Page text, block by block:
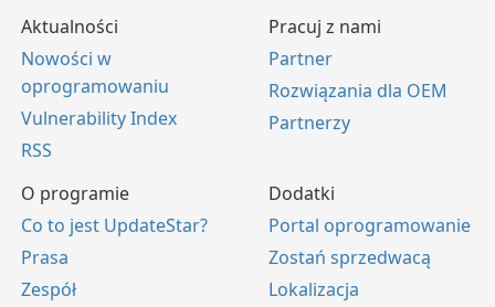
Aktualności
Nowości w
oprogramowaniu
Vulnerability Index
RSS
Pracuj z nami
Partner
Rozwiązania dla OEM
Partnerzy
O programie
Co to jest UpdateStar?
Prasa
Zespół
Dodatki
Portal oprogramowanie
Zostań sprzedwacą
Lokalizacja